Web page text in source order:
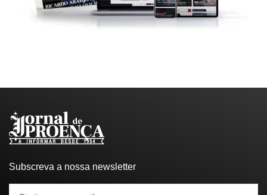
Subscreva a nossa newsletter